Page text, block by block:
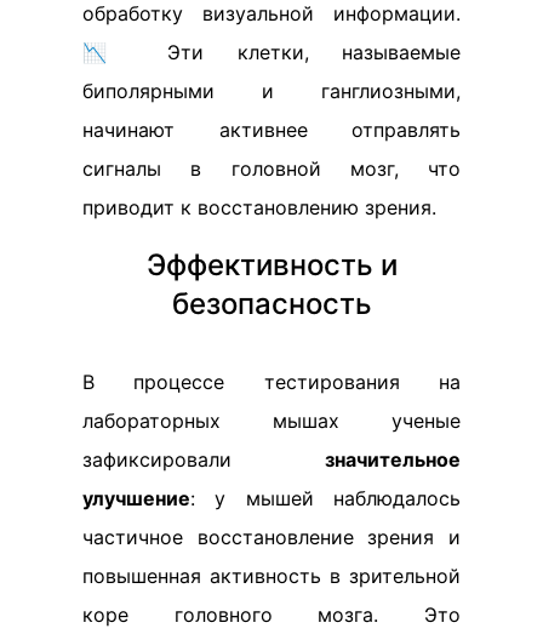
обработку визуальной информации.
📉 Эти клетки, называемые
биполярными и ганглиозными,
начинают активнее отправлять
сигналы в головной мозг, что
приводит к восстановлению зрения.
Эффективность и
безопасность
В процессе тестирования на
лабораторных мышах ученые
зафиксировали значительное
улучшение: у мышей наблюдалось
частичное восстановление зрения и
повышенная активность в зрительной
коре головного мозга. Это